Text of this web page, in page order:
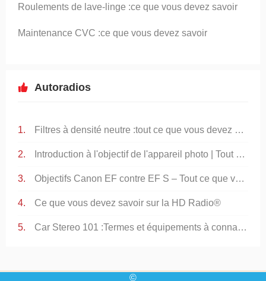
Roulements de lave-linge :ce que vous devez savoir
Maintenance CVC :ce que vous devez savoir
Autoradios
Filtres à densité neutre :tout ce que vous devez savoir
Introduction à l'objectif de l'appareil photo | Tout ce que vous devez savoir
Objectifs Canon EF contre EF S – Tout ce que vous devez savoir
Ce que vous devez savoir sur la HD Radio®
Car Stereo 101 :Termes et équipements à connaître
©